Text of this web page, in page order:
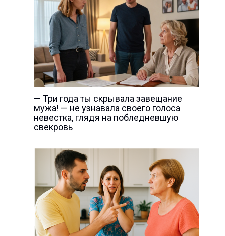
— Три года ты скрывала завещание
мужа! — не узнавала своего голоса
невестка, глядя на побледневшую
свекровь